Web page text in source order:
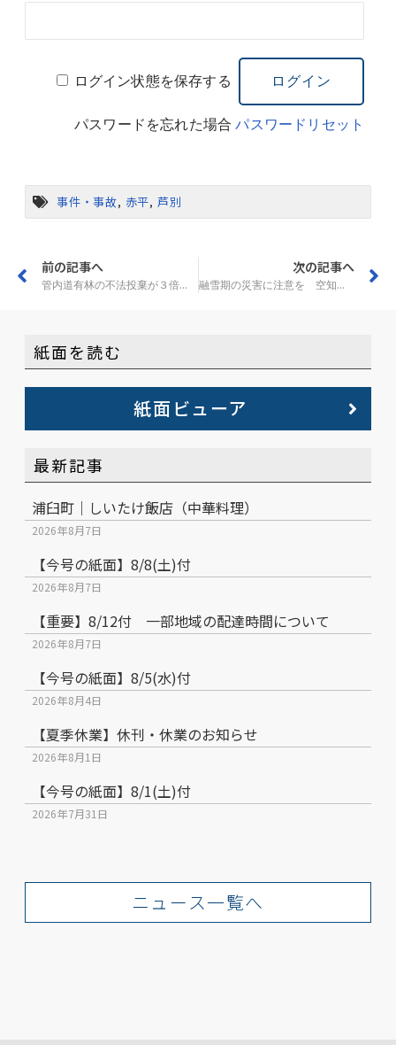
ログイン状態を保存する
パスワードを忘れた場合パスワードリセット
事件・事故, 赤平, 芦別
前の記事へ
管内道有林の不法投棄が３倍に 空知管内
次の記事へ
融雪期の災害に注意を 空知で建物倒壊相次ぐ
紙面を読む
紙面ビューア
最新記事
浦臼町｜しいたけ飯店（中華料理）
2026年8月7日
【今号の紙面】8/8(土)付
2026年8月7日
【重要】8/12付 一部地域の配達時間について
2026年8月7日
【今号の紙面】8/5(水)付
2026年8月4日
【夏季休業】休刊・休業のお知らせ
2026年8月1日
【今号の紙面】8/1(土)付
2026年7月31日
ニュース一覧へ